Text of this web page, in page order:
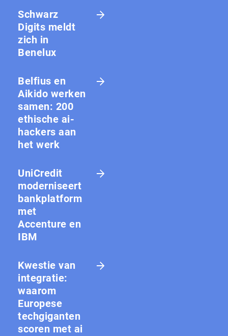
Schwarz
Digits meldt
zich in
Benelux
Belfius en
Aikido werken
samen: 200
ethische ai-
hackers aan
het werk
UniCredit
moderniseert
bankplatform
met
Accenture en
IBM
Kwestie van
integratie:
waarom
Europese
techgiganten
scoren met ai